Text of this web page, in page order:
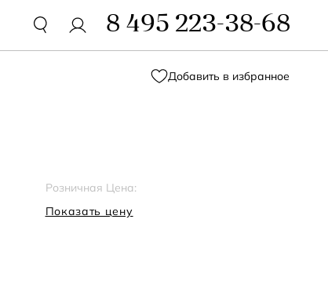
8 495 223-38-68
Добавить в избранное
Розничная Цена:
Показать цену